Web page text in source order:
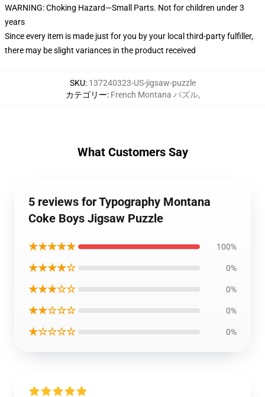
WARNING: Choking Hazard—Small Parts. Not for children under 3
years
Since every item is made just for you by your local third-party fulfiller,
there may be slight variances in the product received
SKU: 137240323-US-jigsaw-puzzle
カテゴリー: French Montana パズル,
What Customers Say
5 reviews for Typography Montana
Coke Boys Jigsaw Puzzle
★★★★★ 100%
★★★★☆ 0%
★★★☆☆ 0%
★★☆☆☆ 0%
★☆☆☆☆ 0%